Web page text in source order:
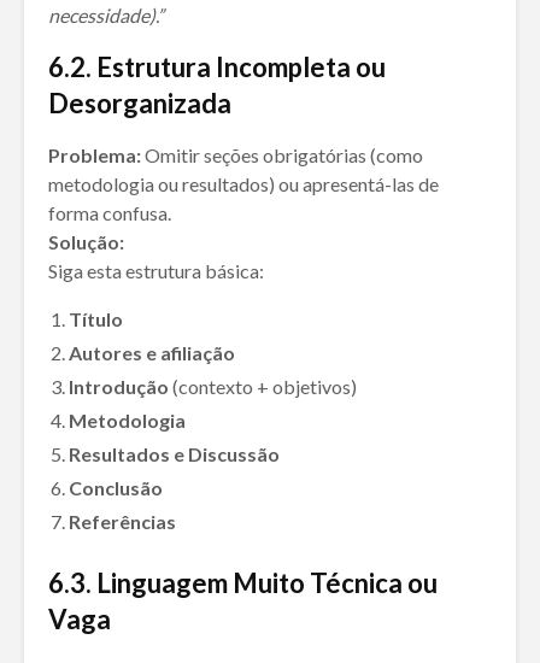
necessidade).”
6.2. Estrutura Incompleta ou
Desorganizada
Problema:Omitir seções obrigatórias (como
metodologia ou resultados) ou apresentá-las de
forma confusa.
Solução:
Siga esta estrutura básica:
Título
Autores e afiliação
Introdução (contexto + objetivos)
Metodologia
Resultados e Discussão
Conclusão
Referências
6.3. Linguagem Muito Técnica ou
Vaga